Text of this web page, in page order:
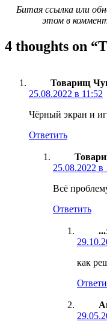
Битая ссылка или
этом в
4 thoughts on “
Товарищ
25.08.2022 в 11:52
Чёрный экран и
Ответить
25.08.2022 в
Всё
Ответить
...:
как